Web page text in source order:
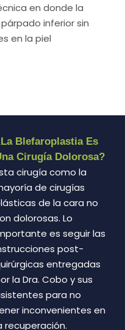
en donde la
inferior sin
en la piel
Blefaroplastia Es
Cirugía Dolorosa?
cirugía como la
de cirugías
de la cara no
dolorosas. Lo
es seguir las
post-
entregadas
la Dra. Cobo y sus
para no
inconvenientes en
recuperación.